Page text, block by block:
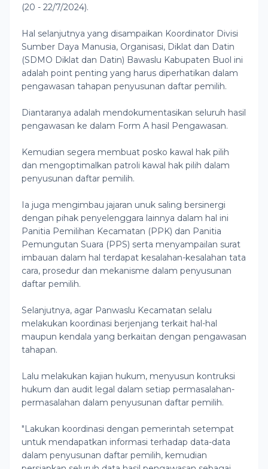
(20 - 22/7/2024).
Hal selanjutnya yang disampaikan Koordinator Divisi
Sumber Daya Manusia, Organisasi, Diklat dan Datin
(SDMO Diklat dan Datin) Bawaslu Kabupaten Buol ini
adalah point penting yang harus diperhatikan dalam
pengawasan tahapan penyusunan daftar pemilih.
Diantaranya adalah mendokumentasikan seluruh hasil
pengawasan ke dalam Form A hasil Pengawasan.
Kemudian segera membuat posko kawal hak pilih
dan mengoptimalkan patroli kawal hak pilih dalam
penyusunan daftar pemilih.
Ia juga mengimbau jajaran unuk saling bersinergi
dengan pihak penyelenggara lainnya dalam hal ini
Panitia Pemilihan Kecamatan (PPK) dan Panitia
Pemungutan Suara (PPS) serta menyampailan surat
imbauan dalam hal terdapat kesalahan-kesalahan tata
cara, prosedur dan mekanisme dalam penyusunan
daftar pemilih.
Selanjutnya, agar Panwaslu Kecamatan selalu
melakukan koordinasi berjenjang terkait hal-hal
maupun kendala yang berkaitan dengan pengawasan
tahapan.
Lalu melakukan kajian hukum, menyusun kontruksi
hukum dan audit legal dalam setiap permasalahan-
permasalahan dalam penyusunan daftar pemilih.
"Lakukan koordinasi dengan pemerintah setempat
untuk mendapatkan informasi terhadap data-data
dalam penyusunan daftar pemilih, kemudian